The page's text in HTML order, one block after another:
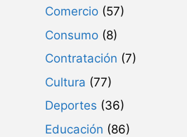
Comercio (57)
Consumo (8)
Contratación (7)
Cultura (77)
Deportes (36)
Educación (86)